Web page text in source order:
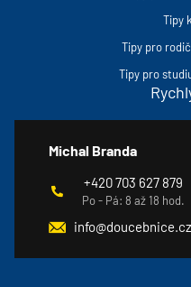
Tipy
Tipy pro
Tipy pro
Michal Branda
+420 703 627 879
Po - Pá: 8 až 18 hod.
info@doucebnice.cz